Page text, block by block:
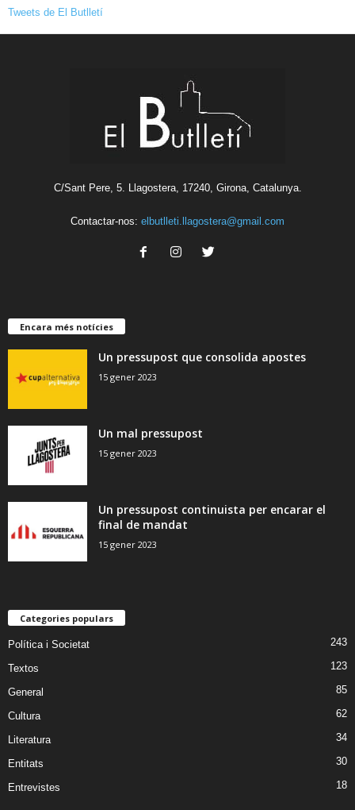
Tweets de El Butlletí
C/Sant Pere, 5. Llagostera, 17240, Girona, Catalunya.
Contactar-nos: elbutlleti.llagostera@gmail.com
Encara més notícies
Un pressupost que consolida apostes
15 gener 2023
Un mal pressupost
15 gener 2023
Un pressupost continuista per encarar el
final de mandat
15 gener 2023
Categories populars
Política i Societat 243
Textos 123
General 85
Cultura 62
Literatura 34
Entitats 30
Entrevistes 18